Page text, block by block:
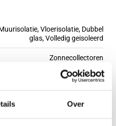
Over
kaprichtingen
in de rooilijn zorgen
tussen de nieuwe
waterwoningen op de
de bestaande
geadopteerd door de
Vloerisolatie, Dubbel
glas, Volledig geisoleerd
Zonnecollectoren
Warmtepomp